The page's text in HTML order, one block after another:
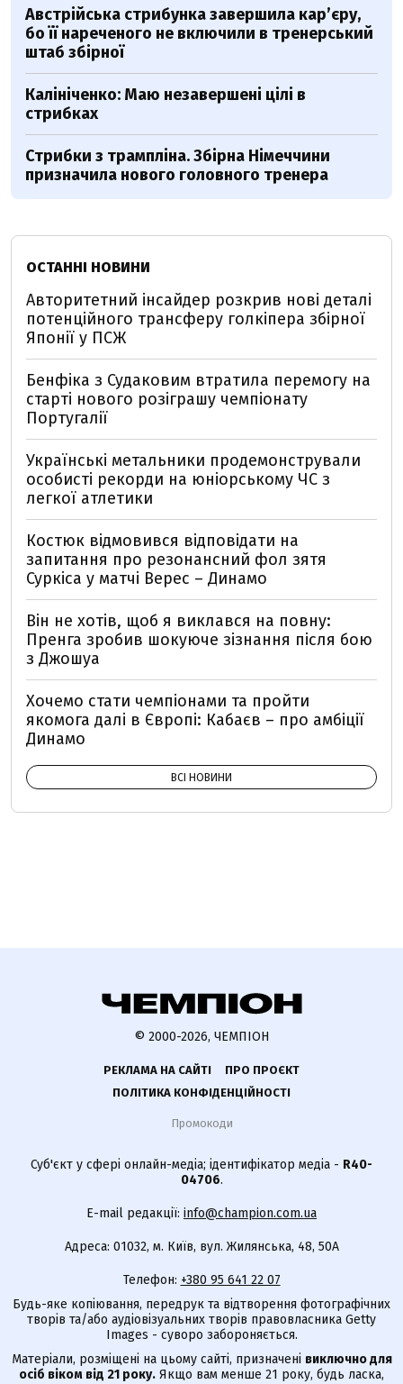
Австрійська стрибунка завершила кар’єру,
бо її нареченого не включили в тренерський
штаб збірної
Калініченко: Маю незавершені цілі в
стрибках
Стрибки з трампліна. Збірна Німеччини
призначила нового головного тренера
ОСТАННІ НОВИНИ
Авторитетний інсайдер розкрив нові деталі
потенційного трансферу голкіпера збірної
Японії у ПСЖ
Бенфіка з Судаковим втратила перемогу на
старті нового розіграшу чемпіонату
Португалії
Українські метальники продемонстрували
особисті рекорди на юніорському ЧС з
легкої атлетики
Костюк відмовився відповідати на
запитання про резонансний фол зятя
Суркіса у матчі Верес – Динамо
Він не хотів, щоб я виклався на повну:
Пренга зробив шокуюче зізнання після бою
з Джошуа
Хочемо стати чемпіонами та пройти
якомога далі в Європі: Кабаєв – про амбіції
Динамо
ВСІ НОВИНИ
© 2000-2026, ЧЕМПІОН
РЕКЛАМА НА САЙТІ
ПРО ПРОЄКТ
ПОЛІТИКА КОНФІДЕНЦІЙНОСТІ
Промокоди
Суб'єкт у сфері онлайн-медіа; ідентифікатор медіа - R40-
04706.
E-mail редакції: info@champion.com.ua
Адреса: 01032, м. Київ, вул. Жилянська, 48, 50А
Телефон: +380 95 641 22 07
Будь-яке копіювання, передрук та відтворення фотографічних
творів та/або аудіовізуальних творів правовласника Getty
Images - суворо забороняється.
Матеріали, розміщені на цьому сайті, призначені виключно для
осіб віком від 21 року. Якщо вам менше 21 року, будь ласка,